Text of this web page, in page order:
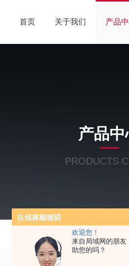
欢迎您！
来自局域网的朋友
助您的吗？
首页 关于我们 产品
产品中
PRODUCTS
当前位置：